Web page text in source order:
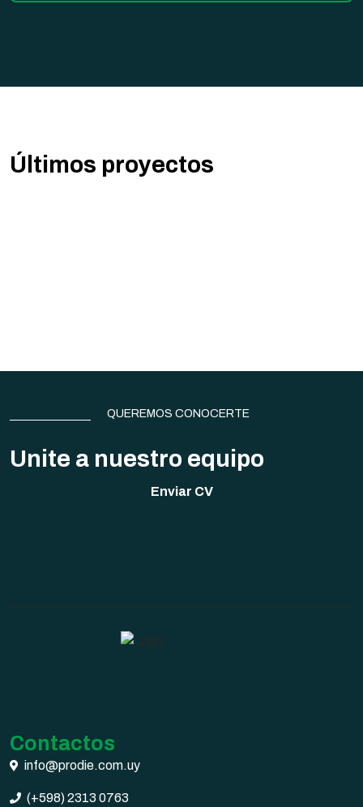
Últimos proyectos
QUEREMOS CONOCERTE
Unite a nuestro equipo
Enviar CV
Contactos
info@prodie.com.uy
(+598) 2313 0763